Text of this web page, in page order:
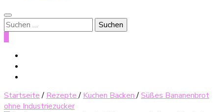
Suche
nach:
Startseite / Rezepte/ Kuchen Backen/Süßes Bananenbrot
ohne Industriezucker